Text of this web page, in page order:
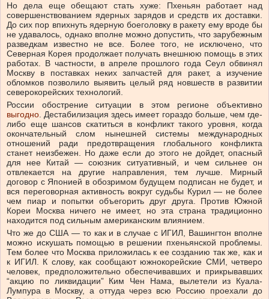
Но дела еще обещают стать хуже: Пхеньян работает над
совершенствованием ядерных зарядов и средств их доставки.
До сих пор впихнуть ядерную боеголовку в ракету ему вроде бы
не удавалось, однако вполне можно допустить, что зарубежным
разведкам известно не все. Более того, не исключено, что
Северная Корея продолжает получать внешнюю помощь в этих
работах. В частности, в апреле прошлого года Сеул обвинял
Москву в поставках неких запчастей для ракет, а изучение
обломков позволило выявить целый ряд новшеств в развитии
северокорейских технологий.
России обострение ситуации в этом регионе объективно
выгодно. Дестабилизация здесь имеет гораздо больше, чем где-
либо еще шансов скатиться в конфликт такого уровня, когда
окончательный слом нынешней системы международных
отношений ради предотвращения глобального конфликта
станет неизбежен. Но даже если до этого не дойдет, опасный
для нее Китай — союзник ситуативный, и чем сильнее он
отвлекается на другие направления, тем лучше. Мирный
договор с Японией в обозримом будущем подписан не будет, и
вся переговорная активность вокруг судьбы Курил — не более
чем пиар и попытки объегорить друг друга. Против Южной
Кореи Москва ничего не имеет, но эта страна традиционно
находится под сильным американским влиянием.
Что же до США — то как и в случае с ИГИЛ, Вашингтон вполне
можно искушать помощью в решении пхеньянской проблемы.
Тем более что Москва приложилась к ее созданию так же, как и
к ИГИЛ. К слову, как сообщают южнокорейские СМИ, четверо
человек, предположительно обеспечивавших и прикрывавших
“акцию по ликвидации” Ким Чен Нама, вылетели из Куала-
Лумпура в Москву, а оттуда через всю Россию проехали до